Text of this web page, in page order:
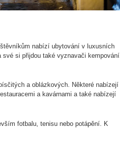
nabízí ubytování v luxusních
si přijdou také vyznavači kempování.
a oblázkových. Některé nabízejí
a kavárnami a také nabízejí
fotbalu, tenisu nebo potápění. K